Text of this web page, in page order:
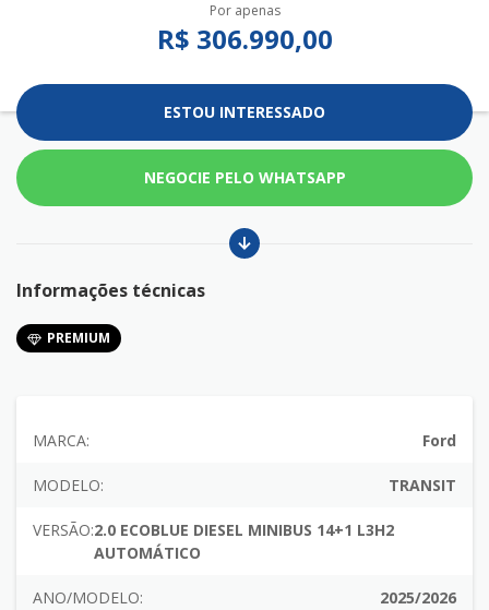
Por apenas
R$ 306.990,00
ESTOU INTERESSADO
NEGOCIE PELO WHATSAPP
Informações técnicas
PREMIUM
MARCA: Ford
MODELO: TRANSIT
VERSÃO:2.0 ECOBLUE DIESEL MINIBUS 14+1 L3H2
AUTOMÁTICO
ANO/MODELO: 2025/2026